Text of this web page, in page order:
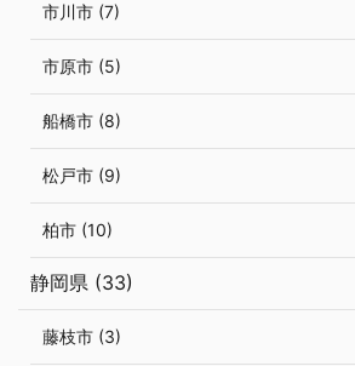
市川市 (7)
市原市 (5)
船橋市 (8)
松戸市 (9)
柏市 (10)
静岡県 (33)
藤枝市 (3)